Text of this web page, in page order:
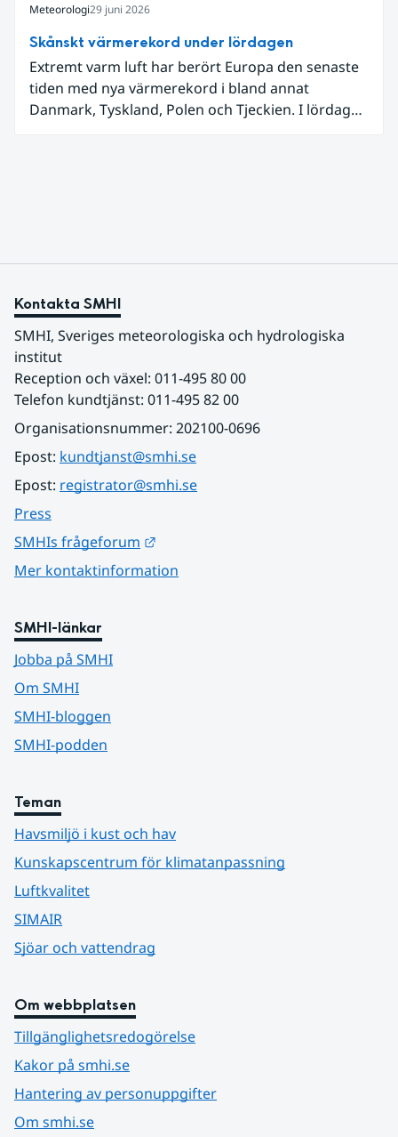
Meteorologi29 juni 2026
Skånskt värmerekord under lördagen
Extremt varm luft har berört Europa den senaste
tiden med nya värmerekord i bland annat
Danmark, Tyskland, Polen och Tjeckien. I lördags
Kontakta SMHI
SMHI, Sveriges meteorologiska och hydrologiska
institut
Reception och växel: 011-495 80 00
Telefon kundtjänst: 011-495 82 00
Organisationsnummer: 202100-0696
Epost: kundtjanst@smhi.se
Epost: registrator@smhi.se
Press
SMHIs frågeforum
Mer kontaktinformation
SMHI-länkar
Jobba på SMHI
Om SMHI
SMHI-bloggen
SMHI-podden
Teman
Havsmiljö i kust och hav
Kunskapscentrum för klimatanpassning
Luftkvalitet
SIMAIR
Sjöar och vattendrag
Om webbplatsen
Tillgänglighetsredogörelse
Kakor på smhi.se
Hantering av personuppgifter
Om smhi.se